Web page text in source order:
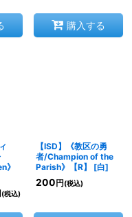
購入する
》
(税込)
【ISD】《教区の勇
者/Champion of the
Parish》【R】
[白]
200 円 (税込)